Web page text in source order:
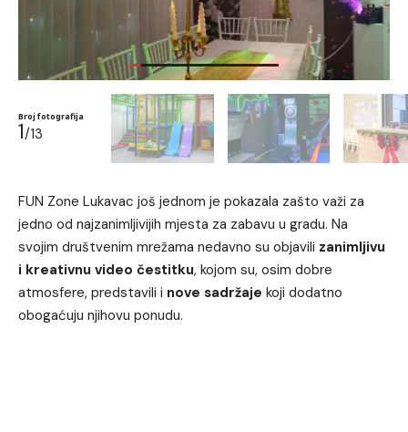
Broj fotografija
1/13
FUN Zone Lukavac još jednom je pokazala zašto važi za
jedno od najzanimljivijih mjesta za zabavu u gradu. Na
svojim društvenim mrežama nedavno su objavili zanimljivu
i kreativnu video čestitku, kojom su, osim dobre
atmosfere, predstavili i nove sadržaje koji dodatno
obogaćuju njihovu ponudu.